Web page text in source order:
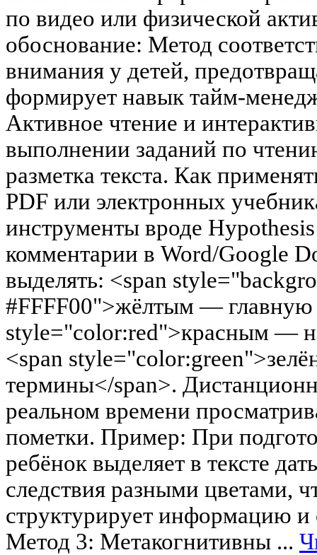
по видео или физической
обоснование: Метод
внимания у детей,
формирует навык тайм-
Активное чтение и
выполнении заданий по
разметка текста. Как
PDF или электронных
инструменты вроде
комментарии в Word/Google
выделять: <span
#FFFF00">жёлтым — главную
style="color:red">красным —
<span
термины</span>.
реальном времени
пометки. Пример: При
ребёнок выделяет в тексте
следствия разными цветами,
структурирует информацию и
Метод 3: Метакогнитивны ...